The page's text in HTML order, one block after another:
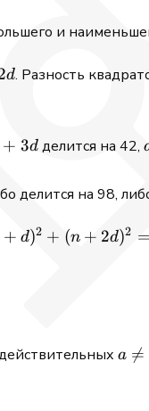
a = 1 и
d. Разность
+ 3dделится на 42,
делится на 98,
+ d)2 + (n + 2d)2
a
a 
=